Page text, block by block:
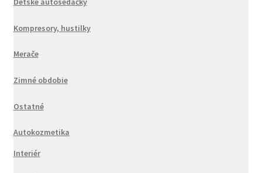
Kompresory, hustilky
Merače
Zimné obdobie
Ostatné
Autokozmetika
Interiér